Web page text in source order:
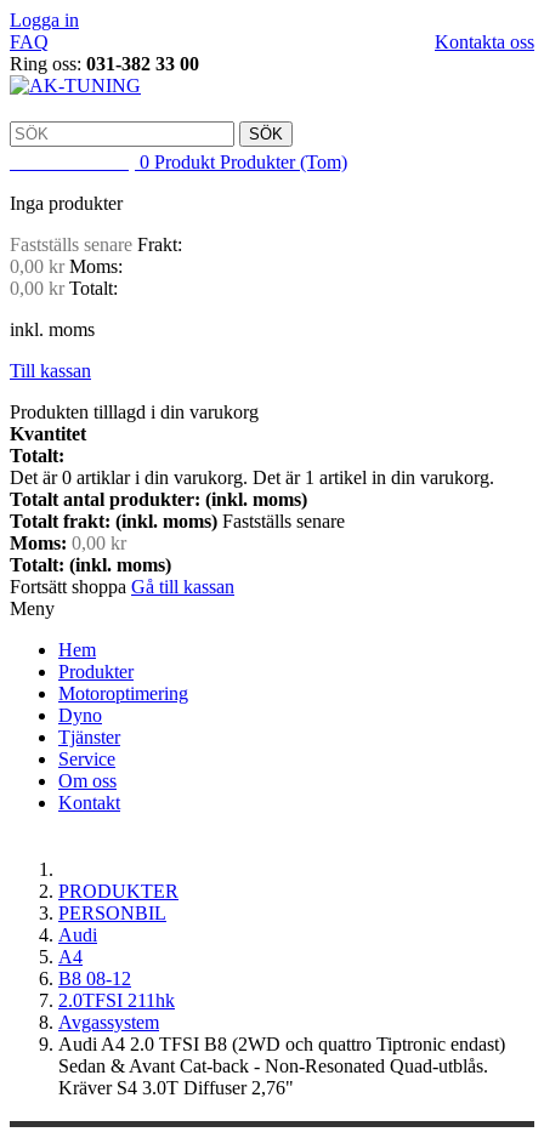
Logga in
Kontakta oss
FAQ
Ring oss: 031-382 33 00
SÖK
0 Produkt Produkter (Tom)
Inga produkter
Fastställs senare Frakt:
0,00 kr Moms:
0,00 kr Totalt:
inkl. moms
Till kassan
Produkten tilllagd i din varukorg
Kvantitet
Totalt:
Det är0 artiklar i din varukorg. Det är 1 artikel in din varukorg.
Totalt antal produkter: (inkl. moms)
Totalt frakt: (inkl. moms) Fastställs senare
Moms: 0,00 kr
Totalt: (inkl. moms)
Fortsätt shoppa Gå till kassan
Meny
Hem
Produkter
Motoroptimering
Dyno
Tjänster
Service
Om oss
Kontakt
PRODUKTER
PERSONBIL
Audi
A4
B8 08-12
2.0TFSI 211hk
Avgassystem
Audi A4 2.0 TFSI B8 (2WD och quattro Tiptronic endast)
Sedan & Avant Cat-back - Non-Resonated Quad-utblås.
Kräver S4 3.0T Diffuser 2,76"